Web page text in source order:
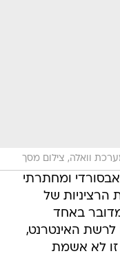
וואלה, צילום מסך
ומחתרתי
הרציניות של
מדובר באחד
לרשת האינטרנט,
זו לא אשמת